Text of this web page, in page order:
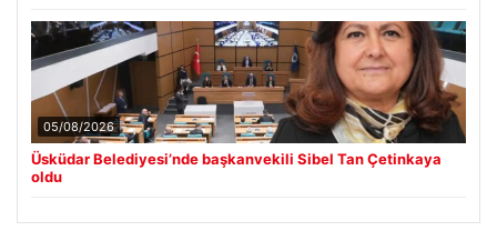
05/08/2026
Üsküdar Belediyesi’nde başkanvekili Sibel Tan Çetinkaya
oldu